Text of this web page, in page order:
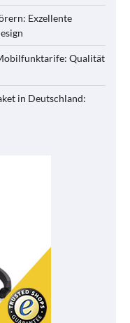
Exzellente
Qualität
in Deutschland: